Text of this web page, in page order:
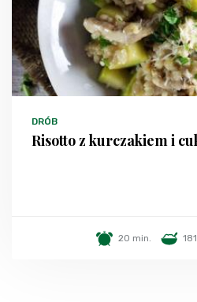
DRÓB
Risotto z kurczakiem i
20 min.